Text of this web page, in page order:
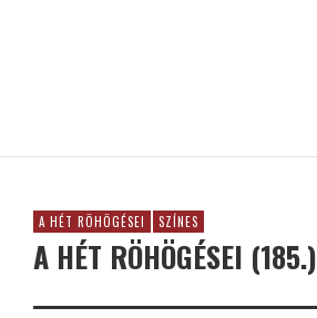
A HÉT RÖHÖGÉSEI SZÍNES
A HÉT RÖHÖGÉSEI (185.)